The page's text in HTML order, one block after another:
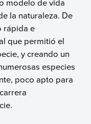
modelo de vida
la naturaleza. De
rápida e
que permitió el
y creando un
especies
poco apto para